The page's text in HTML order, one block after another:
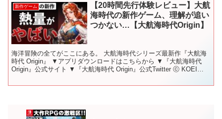
新作ゲーム
【20時間先行体験レビュー】大航
海時代の新作ゲーム、理解が追い
つかない…【大航海時代Origin】
海洋冒険の全てがここにある。 大航海時代シリーズ最新作『大航海
時代 Origin』 ▼アプリダウンロードはこちらから ▼『大航海時代
Origin』公式サイト ▼『大航海時代 Origin』公式Twitter ⓒ KOEI